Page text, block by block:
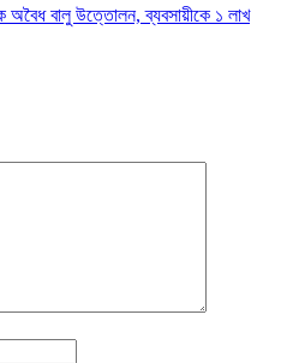
অবৈধ বালু উত্তোলন, ব্যবসায়ীকে ১ লাখ